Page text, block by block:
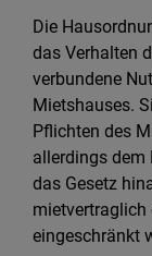
Die
das Verhalten
verbundene
Mietshauses.
Pflichten des
allerdings dem
das Gesetz
mietvertraglich
eingeschränkt